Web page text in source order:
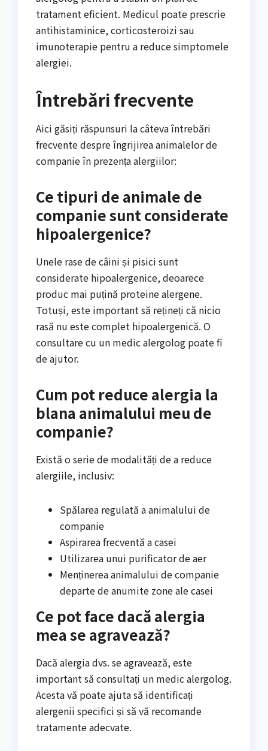
tratament eficient. Medicul poate prescrie
antihistaminice, corticosteroizi sau
imunoterapie pentru a reduce simptomele
alergiei.
Întrebări frecvente
Aici găsiți răspunsuri la câteva întrebări
frecvente despre îngrijirea animalelor de
companie în prezența alergiilor:
Ce tipuri de animale de
companie sunt considerate
hipoalergenice?
Unele rase de câini și pisici sunt
considerate hipoalergenice, deoarece
produc mai puțină proteine ​​alergene.
Totuși, este important să rețineți că nicio
rasă nu este complet hipoalergenică. O
consultare cu un medic alergolog poate fi
de ajutor.
Cum pot reduce alergia la
blana animalului meu de
companie?
Există o serie de modalități de a reduce
alergiile, inclusiv:
Spălarea regulată a animalului de
companie
Aspirarea frecventă a casei
Utilizarea unui purificator de aer
Menținerea animalului de companie
departe de anumite zone ale casei
Ce pot face dacă alergia
mea se agravează?
Dacă alergia dvs. se agravează, este
important să consultați un medic alergolog.
Acesta vă poate ajuta să identificați
alergenii specifici și să vă recomande
tratamente adecvate.